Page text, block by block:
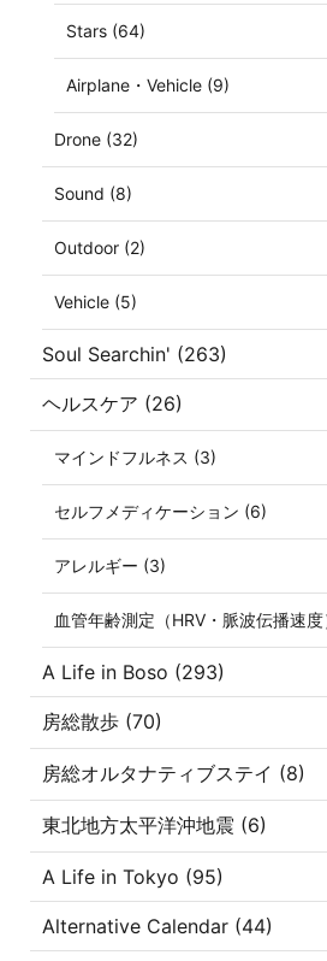
Stars (64)
Airplane・Vehicle (9)
Drone (32)
Sound (8)
Outdoor (2)
Vehicle (5)
Soul Searchin' (263)
ヘルスケア (26)
マインドフルネス (3)
セルフメディケーション (6)
アレルギー (3)
血管年齢測定（HRV・脈波伝播速度
A Life in Boso (293)
房総散歩 (70)
房総オルタナティブステイ (8)
東北地方太平洋沖地震 (6)
A Life in Tokyo (95)
Alternative Calendar (44)